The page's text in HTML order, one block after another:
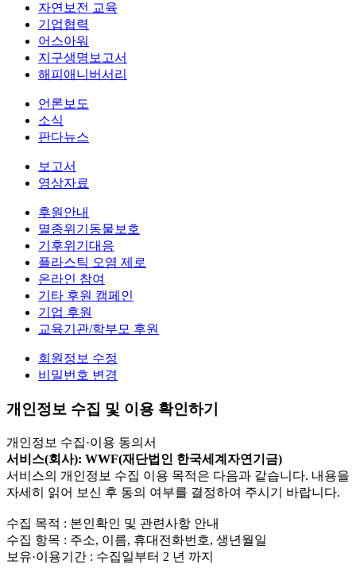
자연보전 교육
기업협력
어스아워
지구생명보고서
해피애니버서리
언론보도
소식
판다뉴스
보고서
영상자료
후원안내
멸종위기동물보호
기후위기대응
플라스틱 오염 제로
온라인 참여
기타 후원 캠페인
기업 후원
교육기관/학부모 후원
회원정보 수정
비밀번호 변경
개인정보 수집 및 이용 확인하기
개인정보 수집·이용 동의서
서비스(회사): WWF(재단법인 한국세계자연기금)
서비스의 개인정보 수집 이용 목적은 다음과 같습니다. 내용을
자세히 읽어 보신 후 동의 여부를 결정하여 주시기 바랍니다.
수집 목적 : 본인확인 및 관련사항 안내
수집 항목 : 주소, 이름, 휴대전화번호, 생년월일
보유·이용기간 : 수집일부터 2 년 까지